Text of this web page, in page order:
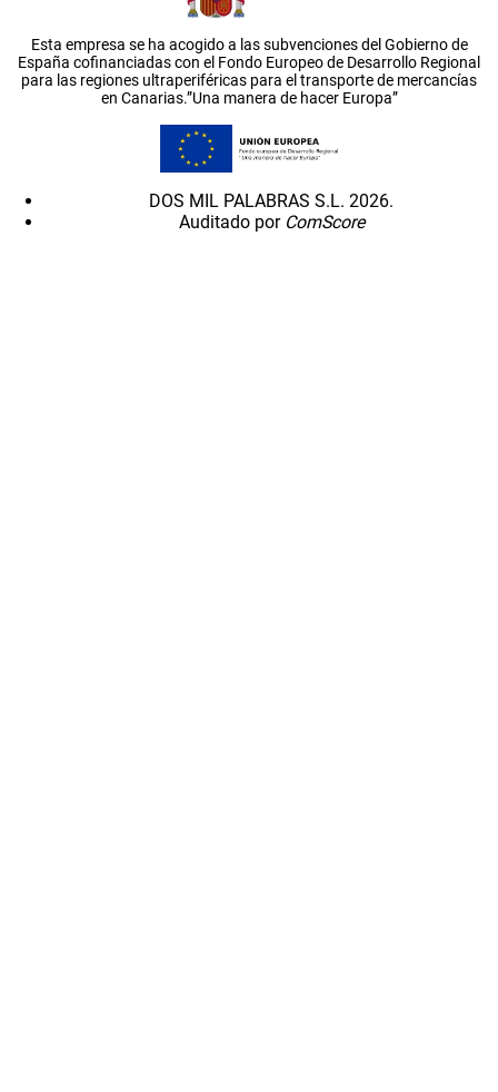
Esta empresa se ha acogido a las subvenciones del Gobierno de
España cofinanciadas con el Fondo Europeo de Desarrollo Regional
para las regiones ultraperiféricas para el transporte de mercancías
en Canarias.”Una manera de hacer Europa”
DOS MIL PALABRAS S.L. 2026.
Auditado por ComScore